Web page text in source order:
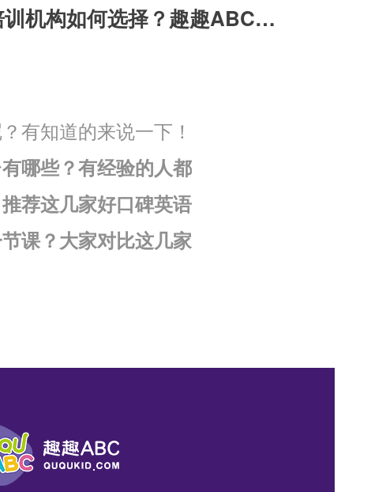
在线少儿英语培训机构如何选择？趣趣ABC语伴式
有知道的来说一下！
哪些？有经验的人都
荐这几家好口碑英语
课？大家对比这几家